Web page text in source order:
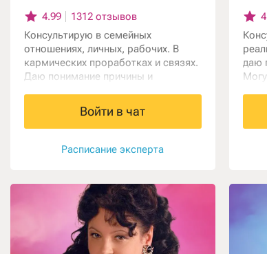
4.99
1312 отзывов
Консультирую в семейных
отношениях, личных, рабочих. В
кармических проработках и связях.
Даю понимание причины и
реинкарнации и рода, до поступков.
Легко исправить ситуацию, понимая
причины ее возникновения и
скрытые последствия.
Войти в чат
Расписание эксперта
даю